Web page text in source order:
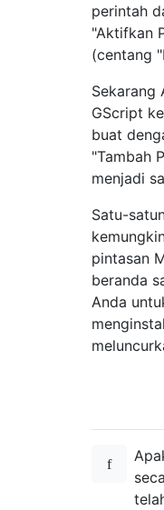
perintah
"Aktifkan
(centang
Sekarang
GScript
buat
"Tambah
menjadi
Satu-
pintasan
beranda
Anda